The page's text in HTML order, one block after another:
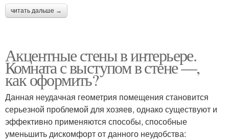
читать дальше →
Акцентные стены в интерьере.
Комната с выступом в стене —,
как оформить?
Данная неудачная геометрия помещения становится
серьезной проблемой для хозяев, однако существуют и
эффективно применяются способы, способные
уменьшить дискомфорт от данного неудобства: